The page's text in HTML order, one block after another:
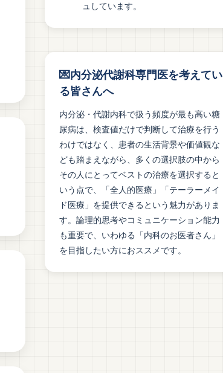
ュしています。
💌内分泌代謝科専門医を考えてい
る皆さんへ
内分泌・代謝内科で扱う頻度が最も高い糖
尿病は、検査値だけで判断して治療を行う
わけではなく、患者の生活背景や価値観な
ども踏まえながら、多くの選択肢の中から
その人にとってベストの治療を選択すると
いう点で、「全人的医療」「テーラーメイ
ド医療」を提供できるという魅力がありま
す。論理的思考やコミュニケーション能力
も重要で、いわゆる「内科のお医者さん」
を目指したい方におススメです。